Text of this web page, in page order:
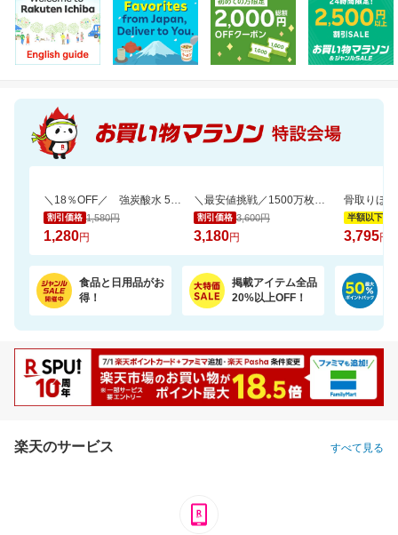
＼18％OFF／ 強炭酸水 500ml×24本 富士山の天然水使用！ラベルレスでゴミ捨ても楽
割引価格 1,580円
1,280円
＼最安値挑戦／1500万枚売れてる★ふかふかホテルバスタオル2枚セットが20周年SALE！
割引価格 3,600円
3,180円
半額以下
3,795円
食品と日用品がお
得！
掲載アイテム全品
20%以上OFF！
楽天のサービス すべて見る